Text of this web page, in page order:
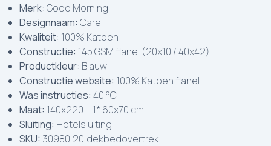
Merk: Good Morning
Designnaam: Care
Kwaliteit: 100% Katoen
Constructie: 145 GSM flanel (20x10 / 40x42)
Productkleur: Blauw
Constructie website: 100% Katoen flanel
Was instructies: 40 °C
Maat: 140x220 + 1* 60x70 cm
Sluiting: Hotelsluiting
SKU: 30980.20.dekbedovertrek